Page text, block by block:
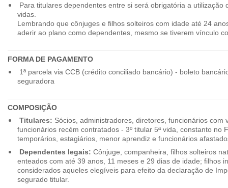
Para titulares dependentes entre si será obrigatória a utilização
vidas.
Lembrando que cônjuges e filhos solteiros com idade até 24
aderir ao plano como dependentes, mesmo se tiverem vínculo
FORMA DE PAGAMENTO
1ª parcela via CCB (crédito conciliado bancário) - boleto
seguradora
COMPOSIÇÃO
Titulares: Sócios, administradores, diretores, funcionários com
funcionários recém contratados - 3º titular 5ª vida, constanto no
temporários, estagiários, menor aprendiz e funcionários
Dependentes legais: Cônjuge, companheira, filhos solteiros
enteados com até 39 anos, 11 meses e 29 dias de idade; filhos
considerados aqueles elegíveis para efeito da declaração de
segurado titular.